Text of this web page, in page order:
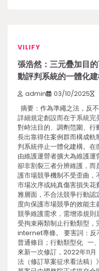
VILIFY
張浩然：三元疊加目
動評判系統的一體化
admin 03/10/2025
摘要：作為準繩之法，反
詳細規定創設而在于系統
對峙法目的、調劑范圍、
長出靠得住案例群而構成
判系統停止一體化建構。
由維護運營者擴大為維護運
卻非割裂三者分辨維護，
護市場競爭機制不受歪曲
市場次序或純真傷害損失
雅層面，不合法競爭行動
度向保護市場競爭的效能
競爭維護需求，需增添規
受拘束兩類制止行動類型
internet專條。 要害詞：反
普通條目；行動類型化 一
來新一次修訂，2022年11
法（修訂草案征求看法稿